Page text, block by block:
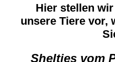
Hier stellen
unsere Tiere vor,
Shelties vom